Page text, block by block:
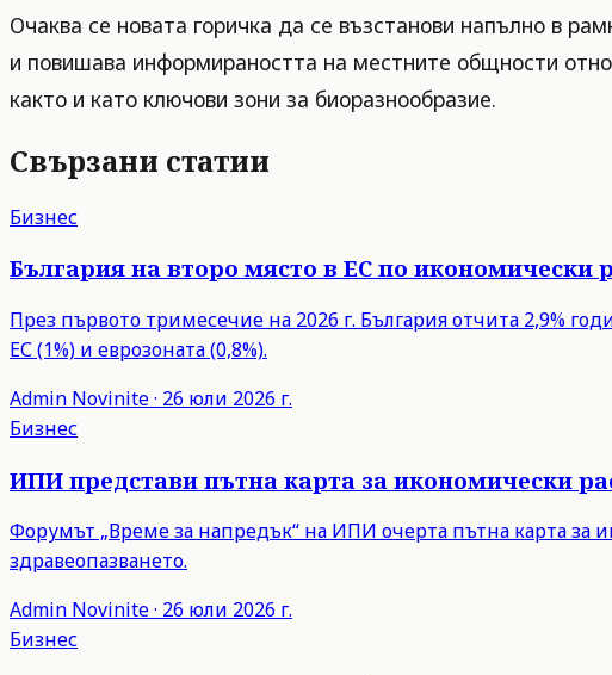
Очаква се новата горичка да се възстанови напълно в
и повишава информираността на местните общности
както и като ключови зони за биоразнообразие.
Свързани статии
Бизнес
България на второ място в ЕС по икономически
През първото тримесечие на 2026 г. България отчита 2,9%
ЕС (1%) и еврозоната (0,8%).
Admin Novinite· 26 юли 2026 г.
Бизнес
ИПИ представи пътна карта за икономически
Форумът „Време за напредък“ на ИПИ очерта пътна карта
здравеопазването.
Admin Novinite· 26 юли 2026 г.
Бизнес